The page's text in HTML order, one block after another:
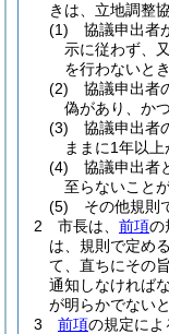
きは、立地調整
(1)
協議申出者
示に従わず、
を行わないとき
(2)
協議申出者
偽があり、か
(3)
協議申出者
ままに1年以上
(4)
協議申出者
至らないこと
(5)
その他規則
2
市長は、 前項の
は、規則で定め
て、直ちにその
通知しなければ
が明らかでない
3
前項の規定によ